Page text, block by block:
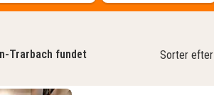
Trarbach fundet Sorter efter